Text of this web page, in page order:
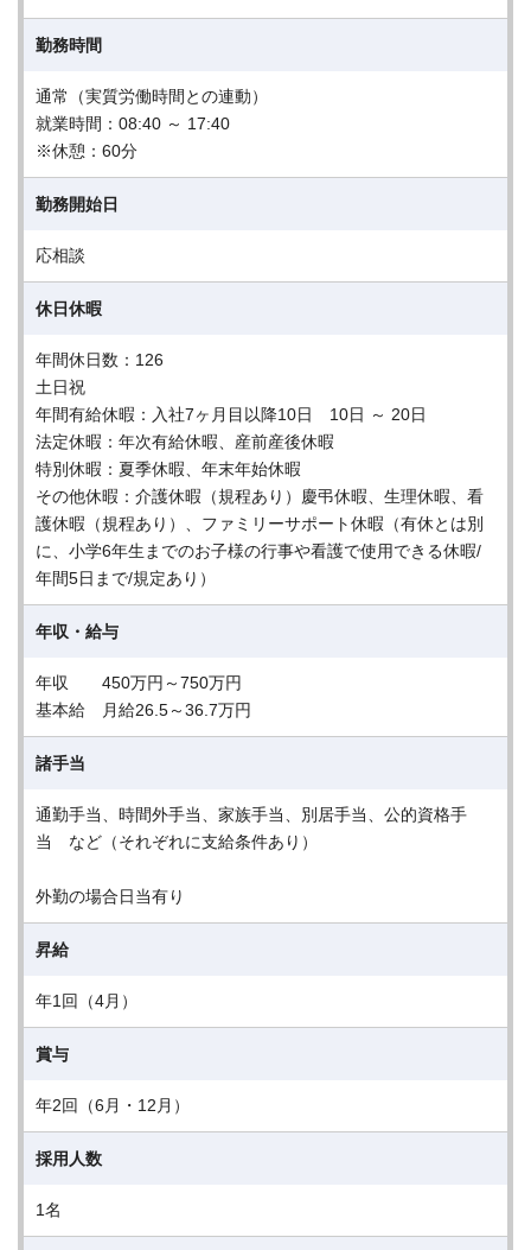
勤務時間
通常（実質労働時間との連動）
就業時間：08:40 ～ 17:40
※休憩：60分
勤務開始日
応相談
休日休暇
年間休日数：126
土日祝
年間有給休暇：入社7ヶ月目以降10日 10日 ～ 20日
法定休暇：年次有給休暇、産前産後休暇
特別休暇：夏季休暇、年末年始休暇
その他休暇：介護休暇（規程あり）慶弔休暇、生理休暇、看
護休暇（規程あり）、ファミリーサポート休暇（有休とは別
に、小学6年生までのお子様の行事や看護で使用できる休暇/
年間5日まで/規定あり）
年収・給与
年収 450万円～750万円
基本給 月給26.5～36.7万円
諸手当
通勤手当、時間外手当、家族手当、別居手当、公的資格手
当 など（それぞれに支給条件あり）
外勤の場合日当有り
昇給
年1回（4月）
賞与
年2回（6月・12月）
採用人数
1名